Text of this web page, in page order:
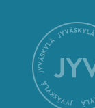
Taideapteekki
Kirjasto